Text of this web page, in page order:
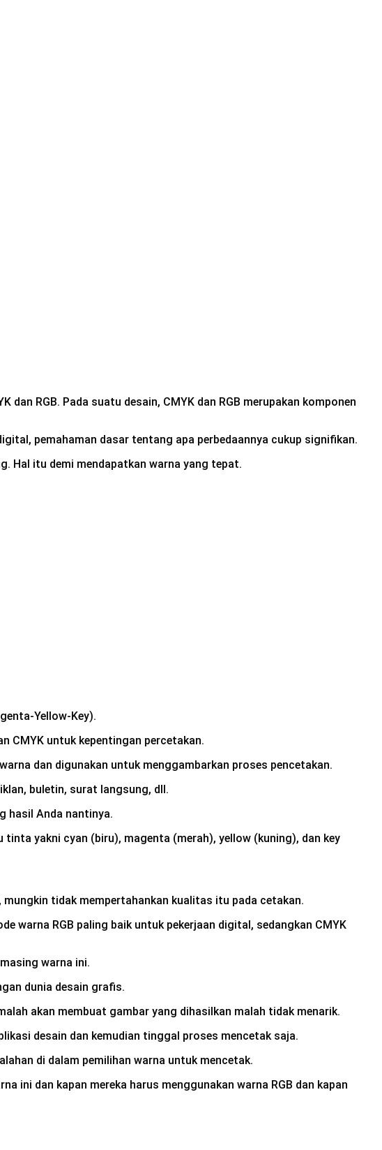
RGB. Pada suatu desain, CMYK dan RGB merupakan komponen
pemahaman dasar tentang apa perbedaannya cukup signifikan.
Hal itu demi mendapatkan warna yang tepat.
Yellow-Key).
CMYK untuk kepentingan percetakan.
dan digunakan untuk menggambarkan proses pencetakan.
buletin, surat langsung, dll.
hasil Anda nantinya.
yakni cyan (biru), magenta (merah), yellow (kuning), dan key
tidak mempertahankan kualitas itu pada cetakan.
warna RGB paling baik untuk pekerjaan digital, sedangkan CMYK
warna ini.
dunia desain grafis.
akan membuat gambar yang dihasilkan malah tidak menarik.
desain dan kemudian tinggal proses mencetak saja.
di dalam pemilihan warna untuk mencetak.
ini dan kapan mereka harus menggunakan warna RGB dan kapan